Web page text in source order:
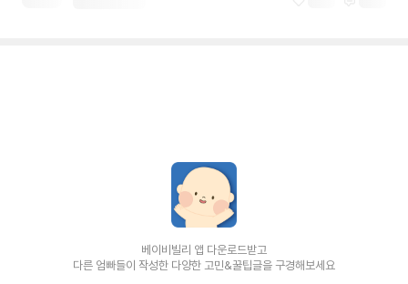
베이비빌리 앱 다운로드받고
다른 엄빠들이 작성한 다양한 고민&꿀팁글을 구경해보세요